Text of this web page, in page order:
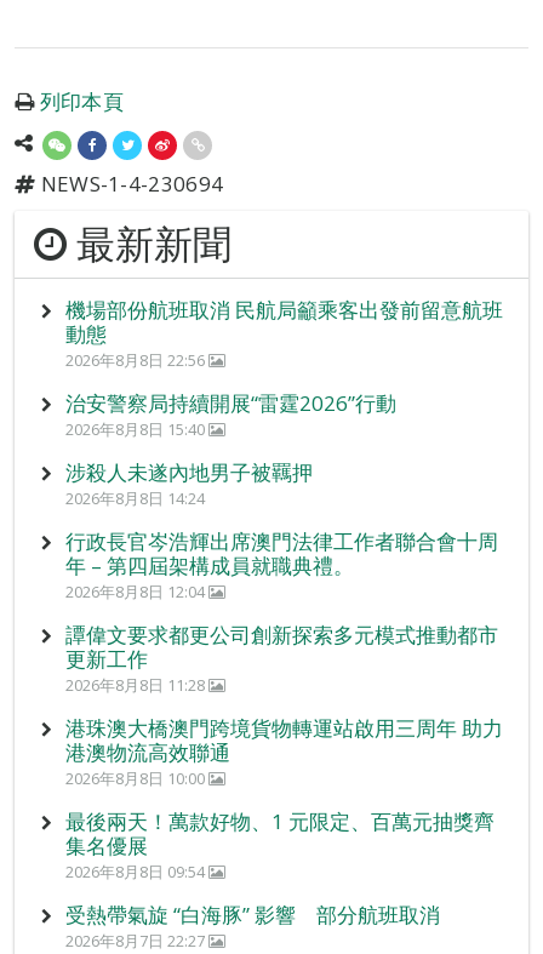
列印本頁
NEWS-1-4-230694
最新新聞
機場部份航班取消 民航局籲乘客出發前留意航班
動態
2026年8月8日 22:56
治安警察局持續開展“雷霆2026”行動
2026年8月8日 15:40
涉殺人未遂內地男子被羈押
2026年8月8日 14:24
行政長官岑浩輝出席澳門法律工作者聯合會十周
年 – 第四屆架構成員就職典禮。
2026年8月8日 12:04
譚偉文要求都更公司創新探索多元模式推動都市
更新工作
2026年8月8日 11:28
港珠澳大橋澳門跨境貨物轉運站啟用三周年 助力
港澳物流高效聯通
2026年8月8日 10:00
最後兩天！萬款好物、1 元限定、百萬元抽獎齊
集名優展
2026年8月8日 09:54
受熱帶氣旋 “白海豚” 影響 部分航班取消
2026年8月7日 22:27